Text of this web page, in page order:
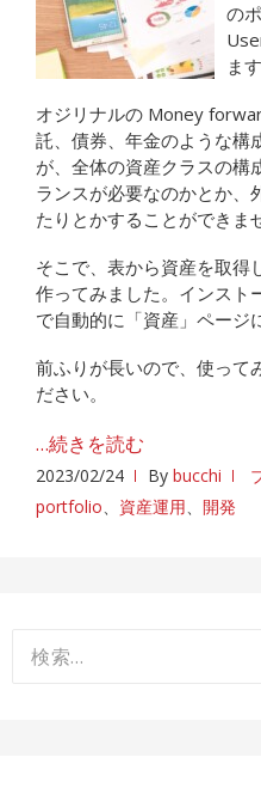
の
ます
オジリナルの Money
託、債券、年金のような構
が、全体の資産クラスの構
ランスが必要なのかとか、
たりとかすることができま
そこで、表から資産を取得
作ってみました。インスト
で自動的に「資産」ページ
前ふりが長いので、使って
ださい。
…続きを読む
2023/02/24 By bucchi
portfolio、 資産運用、 開発